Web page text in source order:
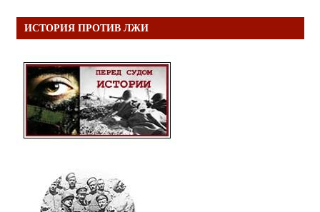
ИСТОРИЯ ПРОТИВ ЛЖИ